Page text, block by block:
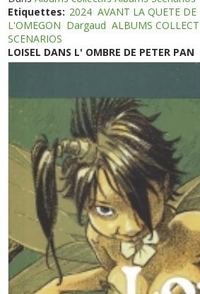
Etiquettes: 2024 AVANT LA QUETE
L'OMEGON Dargaud ALBUMS
SCENARIOS
LOISEL DANS L' OMBRE DE PETER PAN